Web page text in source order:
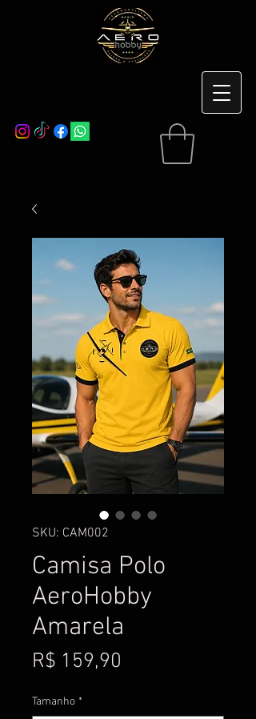
SKU: CAM002
Camisa Polo
AeroHobby
Amarela
R$ 159,90
Tamanho *